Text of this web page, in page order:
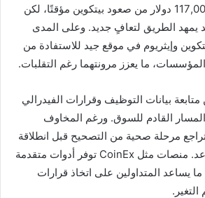
قد تحد المقاومة عند 117,000 دولار من صعود بيتكوين مؤقتًا، لكن
يمهد الطريق لتعافٍ جديد. وعلى المدى
وإيثريوم في موقع جيد للاستفادة من
ما يعزز مرونتهما رغم التقلبات.
بيانات التوظيف وقرارات الفيدرالي
القادم للسوق. ورغم المخاوف
مرحلة صحية من التصحيح قبل انطلاقة
جديدة في السوق الصاعد. منصات مثل CoinEx توفر أدوات متقدمة
يساعد المتداولين على اتخاذ قرارات